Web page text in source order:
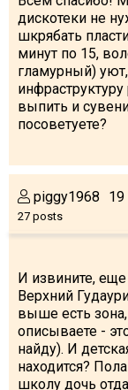
дискотеки не
шкрябать
минут по 15,
гламурный)
выпить и
посоветуете?
piggy1968
27 posts
19
И извините,
Верхний
выше есть зона,
описываете -
найду). И
находится?
школу дочь